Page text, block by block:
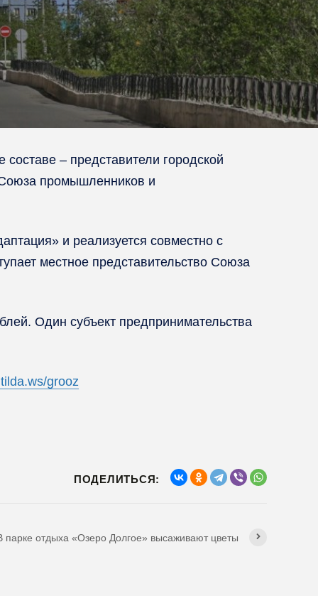
– представители городской
промышленников и
и реализуется совместно с
местное представительство Союза
Один субъект предпринимательства
grooz
ПОДЕЛИТЬСЯ:
парке отдыха «Озеро Долгое» высаживают цветы